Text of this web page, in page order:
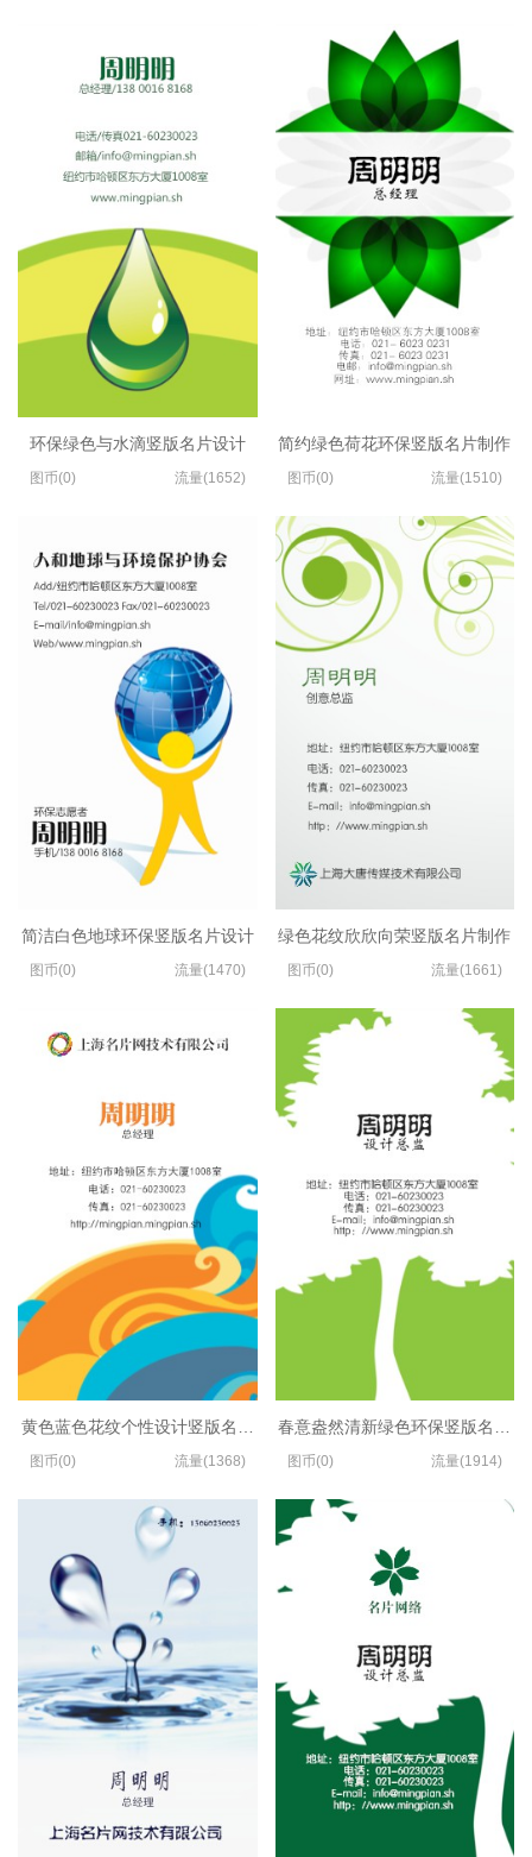
环保绿色与水滴竖版名片设计
图币(0) 流量(1652)
简洁白色地球环保竖版名片设计
图币(0) 流量(1470)
黄色蓝色花纹个性设计竖版名片制作
图币(0) 流量(1368)
简约绿色荷花环保竖版名片制作
图币(0) 流量(1510)
绿色花纹欣欣向荣竖版名片制作
图币(0) 流量(1661)
春意盎然清新绿色环保竖版名片设
图币(0) 流量(1914)